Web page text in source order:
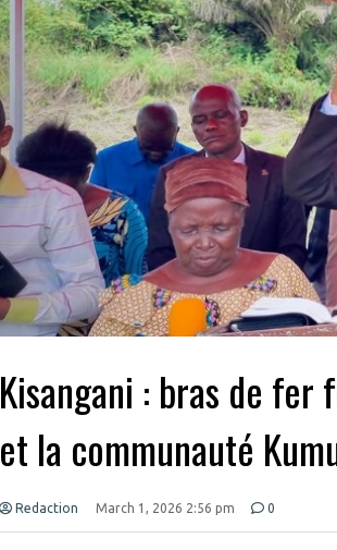
Kisangani : bras de fer
et la communauté
Redaction March 1, 2026 2:56 pm 0